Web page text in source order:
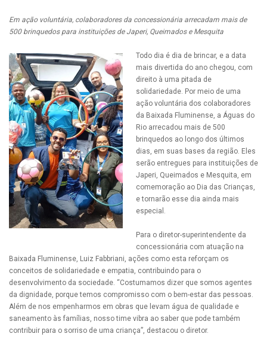
Em ação voluntária, colaboradores da concessionária arrecadam mais de
500 brinquedos para instituições de Japeri, Queimados e Mesquita
Todo dia é dia de brincar, e a data
mais divertida do ano chegou, com
direito à uma pitada de
solidariedade. Por meio de uma
ação voluntária dos colaboradores
da Baixada Fluminense, a Águas do
Rio arrecadou mais de 500
brinquedos ao longo dos últimos
dias, em suas bases da região. Eles
serão entregues para instituições de
Japeri, Queimados e Mesquita, em
comemoração ao Dia das Crianças,
e tornarão esse dia ainda mais
especial.
Para o diretor-superintendente da
concessionária com atuação na
Baixada Fluminense, Luiz Fabbriani, ações como esta reforçam os
conceitos de solidariedade e empatia, contribuindo para o
desenvolvimento da sociedade. “Costumamos dizer que somos agentes
da dignidade, porque temos compromisso com o bem-estar das pessoas.
Além de nos empenharmos em obras que levam água de qualidade e
saneamento às famílias, nosso time vibra ao saber que pode também
contribuir para o sorriso de uma criança”, destacou o diretor.